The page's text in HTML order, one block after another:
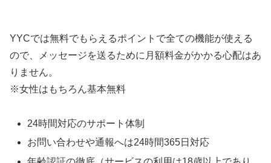
YYCでは無料でもらえるポイントで全ての機能が使える
ので、メッセージを送るために月額料金がかかる心配はあ
りません。
※女性はもちろん基本無料
24時間対応のサポート体制
お問い合わせや通報へは24時間365日対応